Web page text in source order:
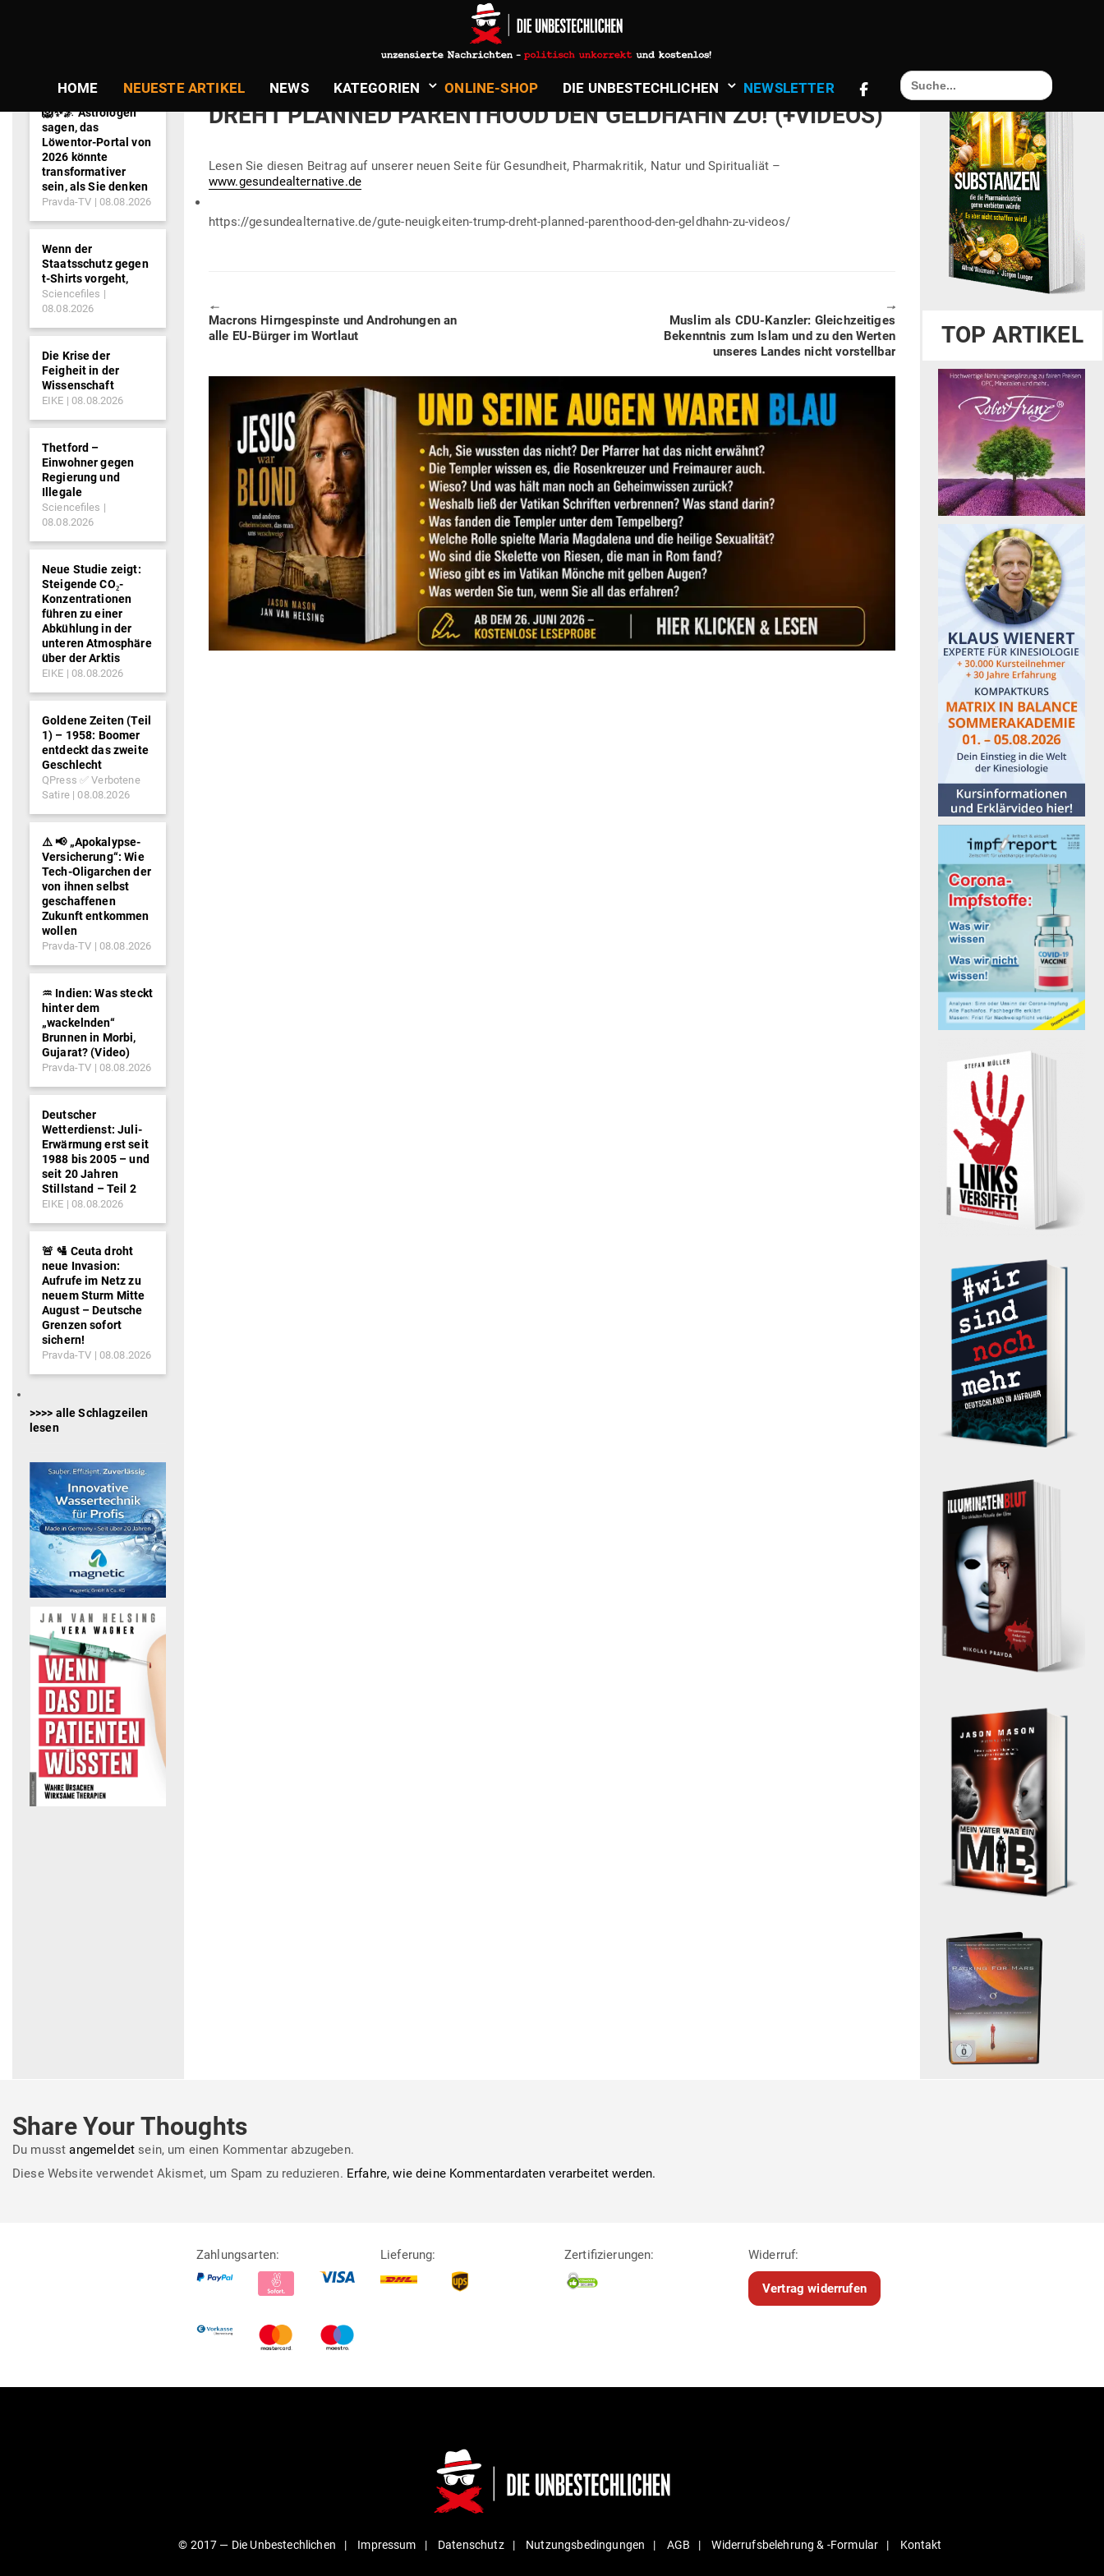
HOME NEUESTE ARTIKEL NEWS KATE­GORIEN ONLINE-SHOP DIE UNBE­STECH­LICHEN NEWS­LETTER
Search
for:
Amadeus VerlaginGesundheit, Natur & Spiritualität
WWW.GESUNDEALTERNATIVE.DE — GUTE NEU­IG­KEITEN! TRUMP
DREHT PLANNED PAREN­THOOD DEN GELDHAHN ZU! (+VIDEOS)
Lesen Sie diesen Beitrag auf unserer neuen Seite für Gesundheit, Phar­ma­kritik, Natur und Spi­ri­tualiät –
www.gesundealternative.de
https://gesundealternative.de/gute-neuigkeiten-trump-dreht-planned-parenthood-den-geldhahn-zu-videos/
🠔
Previous
post:
Macrons Hirn­ge­spinste und Andro­hungen an
alle EU-Bürger im Wortlaut
🠖
Next
post:
Muslim als CDU-Kanzler: Gleich­zei­tiges
Bekenntnis zum Islam und zu den Werten
unseres Landes nicht vorstellbar
🦁✨🌌 Astrologen
sagen, das
Löwentor-Portal von
2026 könnte
transformativer
sein, als Sie denken
Pravda-TV 08.08.2026
Wenn der
Staatsschutz gegen
t-Shirts vorgeht,
Sciencefiles
08.08.2026
Die Krise der
Feigheit in der
Wissenschaft
EIKE 08.08.2026
Thetford –
Einwohner gegen
Regierung und
Illegale
Sciencefiles
08.08.2026
Neue Studie zeigt:
Steigende CO₂-
Konzentrationen
führen zu einer
Abkühlung in der
unteren Atmosphäre
über der Arktis
EIKE 08.08.2026
Goldene Zeiten (Teil
1) – 1958: Boomer
entdeckt das zweite
Geschlecht
QPress ✅ Verbotene
Satire
08.08.2026
⚠️ 📢 „Apokalypse-
Versicherung“: Wie
Tech-Oligarchen der
von ihnen selbst
geschaffenen
Zukunft entkommen
wollen
Pravda-TV 08.08.2026
♒︎ Indien: Was steckt
hinter dem
„wackelnden“
Brunnen in Morbi,
Gujarat? (Video)
Pravda-TV 08.08.2026
Deutscher
Wetterdienst: Juli-
Erwärmung erst seit
1988 bis 2005 – und
seit 20 Jahren
Stillstand – Teil 2
EIKE 08.08.2026
🚨 🛂 Ceuta droht
neue Invasion:
Aufrufe im Netz zu
neuem Sturm Mitte
August – Deutsche
Grenzen sofort
sichern!
Pravda-TV 08.08.2026
>>>> alle Schlagzeilen
lesen
TOP ARTIKEL
Share Your Thoughts
Du musstangemeldet sein, um einen Kommentar abzugeben.
Diese Website verwendet Akismet, um Spam zu reduzieren. Erfahre, wie deine Kommentardaten verarbeitet werden.
Zahlungsarten: Lieferung: Zertifizierungen: Widerruf:
Vertrag widerrufen
© 2017 — Die Unbestechlichen Impressum Daten­schutz Nut­zungs­be­din­gungen AGB Wider­rufs­be­lehrung & ‑For­mular Kontakt